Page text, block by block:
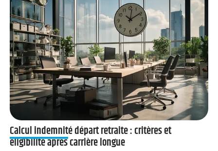
Calcul indemnité départ retraite : critères et
éligibilité après carrière longue